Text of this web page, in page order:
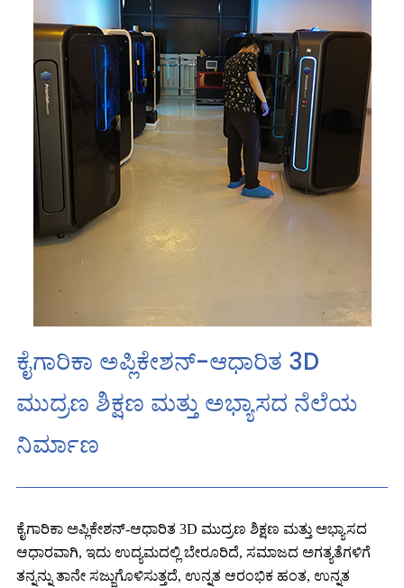
ಕೈಗಾರಿಕಾ ಅಪ್ಲಿಕೇಶನ್-ಆಧಾರಿತ 3D
ಮುದ್ರಣ ಶಿಕ್ಷಣ ಮತ್ತು ಅಭ್ಯಾಸದ ನೆಲೆಯ
ನಿರ್ಮಾಣ
ಕೈಗಾರಿಕಾ ಅಪ್ಲಿಕೇಶನ್-ಆಧಾರಿತ 3D ಮುದ್ರಣ ಶಿಕ್ಷಣ ಮತ್ತು ಅಭ್ಯಾಸದ
ಆಧಾರವಾಗಿ, ಇದು ಉದ್ಯಮದಲ್ಲಿ ಬೇರೂರಿದೆ, ಸಮಾಜದ ಅಗತ್ಯತೆಗಳಿಗೆ
ತನ್ನನ್ನು ತಾನೇ ಸಜ್ಜುಗೊಳಿಸುತ್ತದೆ, ಉನ್ನತ ಆರಂಭಿಕ ಹಂತ, ಉನ್ನತ